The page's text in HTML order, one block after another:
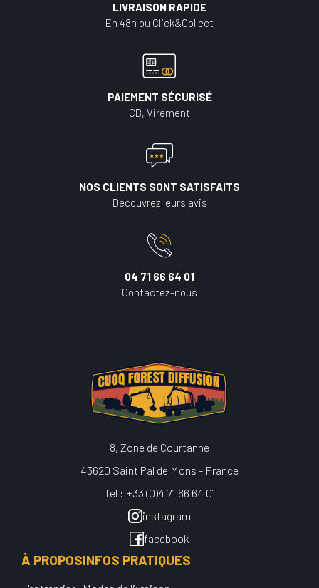
LIVRAISON RAPIDE
En 48h ou Click&Collect
PAIEMENT SÉCURISÉ
CB, Virement
NOS CLIENTS SONT SATISFAITS
Découvrez leurs avis
04 71 66 64 01
Contactez-nous
8, Zone de Courtanne
43620 Saint Pal de Mons - France
Tel : +33 (0)4 71 66 64 01
instagram
facebook
À PROPOSINFOS PRATIQUES